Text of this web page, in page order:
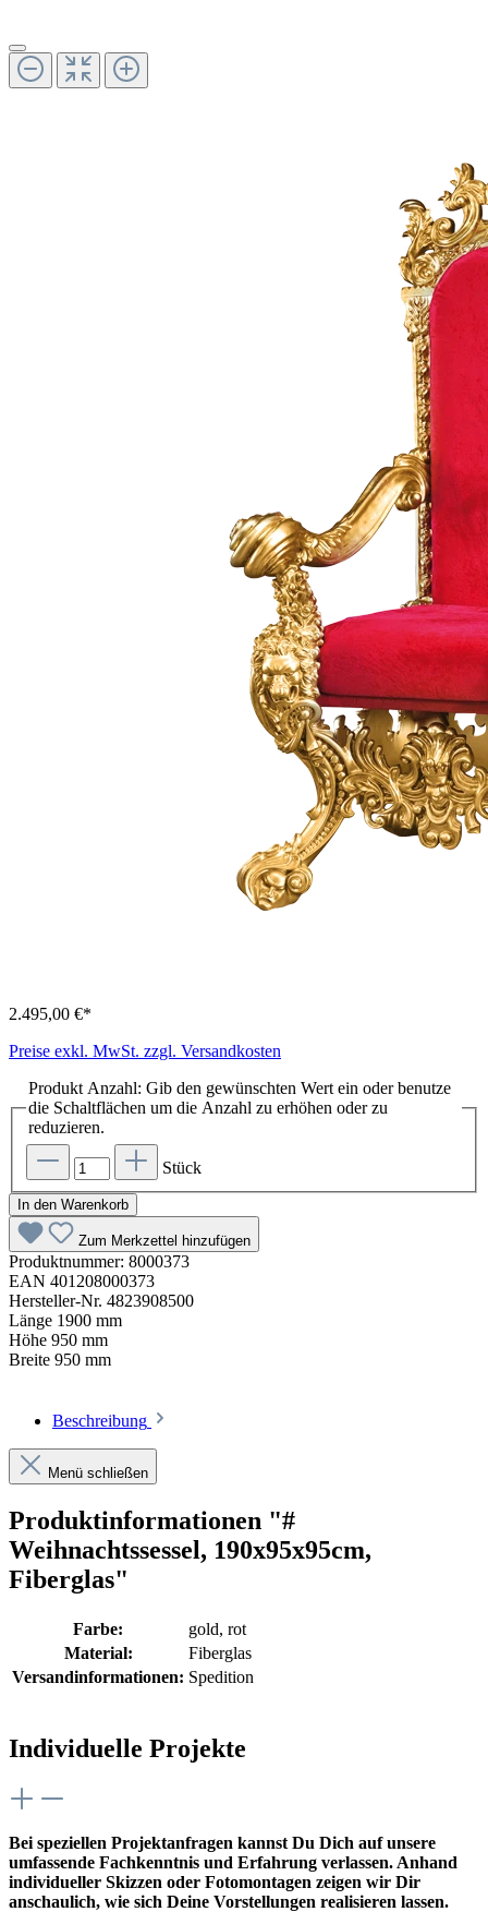
2.495,00 €*
Preise exkl. MwSt. zzgl. Versandkosten
Produkt Anzahl: Gib den gewünschten Wert ein oder benutze
die Schaltflächen um die Anzahl zu erhöhen oder zu
reduzieren.
Stück
In den Warenkorb
Zum Merkzettel hinzufügen
Produktnummer: 8000373
EAN 401208000373
Hersteller-Nr. 4823908500
Länge 1900 mm
Höhe 950 mm
Breite 950 mm
Beschreibung
Menü schließen
Produktinformationen "#
Weihnachtssessel, 190x95x95cm,
Fiberglas"
Farbe: gold, rot
Material:
Fiberglas
Versandinformationen: Spedition
Individuelle Projekte
Bei speziellen Projektanfragen kannst Du Dich auf unsere
umfassende Fachkenntnis und Erfahrung verlassen. Anhand
individueller Skizzen oder Fotomontagen zeigen wir Dir
anschaulich, wie sich Deine Vorstellungen realisieren lassen.